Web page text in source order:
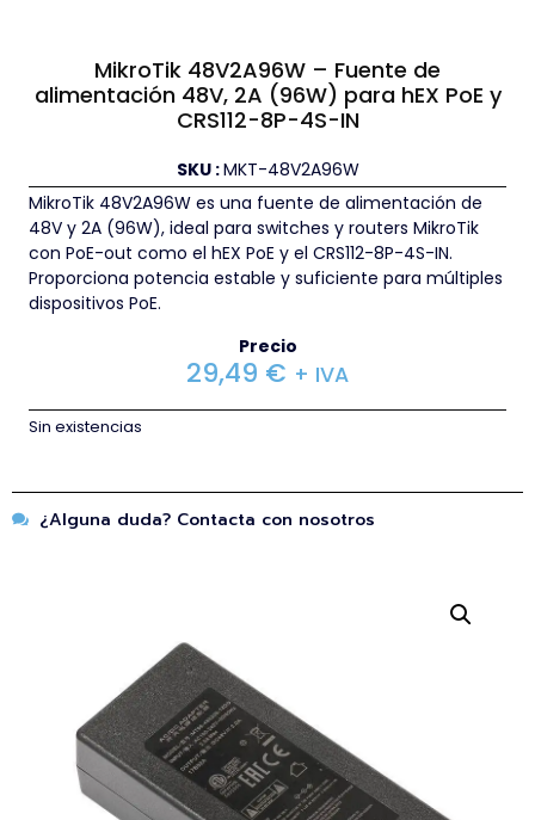
MikroTik 48V2A96W – Fuente de
alimentación 48V, 2A (96W) para hEX PoE y
CRS112-8P-4S-IN
SKU :MKT-48V2A96W
MikroTik 48V2A96W es una fuente de alimentación de
48V y 2A (96W), ideal para switches y routers MikroTik
con PoE-out como el hEX PoE y el CRS112-8P-4S-IN.
Proporciona potencia estable y suficiente para múltiples
dispositivos PoE.
Precio
29,49 € + IVA
Sin existencias
¿Alguna duda? Contacta con nosotros